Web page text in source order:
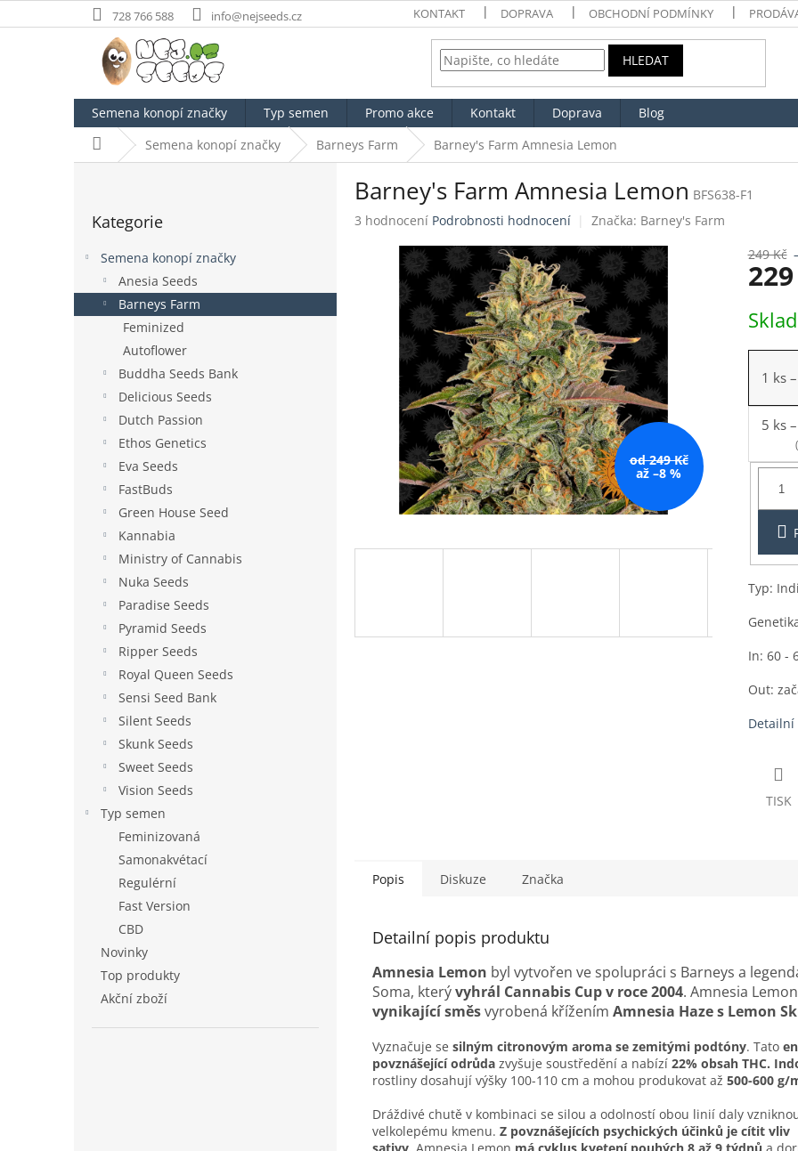
na
728 766 588 info@nejseeds.cz KONTAKT DOPRAVA OBCHODNÍ PODMÍNKY
HLEDAT
Semena konopí značky Typ semen Promo akce Kontakt Doprava
Blog
Domů Semena konopí značky Barneys Farm Barney's Farm Amnesia Lemon
n
kategorie
Kategorie
Semena konopí značky
Anesia Seeds
Barneys Farm
Feminized
Autoflower
Buddha Seeds Bank
Delicious Seeds
Dutch Passion
Ethos Genetics
Eva Seeds
FastBuds
Green House Seed
Kannabia
Ministry of Cannabis
Nuka Seeds
Paradise Seeds
Pyramid Seeds
Ripper Seeds
Royal Queen Seeds
Sensi Seed Bank
Silent Seeds
Skunk Seeds
Sweet Seeds
Vision Seeds
Typ semen
Feminizovaná
Samonakvétací
Regulérní
Fast Version
CBD
Novinky
Top produkty
Akční zboží
Barney's Farm Amnesia Lemon BFS638-F1
Průměrné
produktu
hvězdiček.
3 hodnocení Podrobnosti hodnocení Značka: Barney's Farm
od 249 Kč
až –8 %
249 Kč
cena:
1 ks –
5 ks –
Balení:
Typ:
In: 60 -
Out:
TISK
Popis Diskuze Značka
Detailní popis produktu
Amnesia Lemon byl vytvořen ve spolupráci s Barneys a
Soma, kterývyhrál Cannabis Cup v roce 2004. Amnesia
vynikající směsvyrobená křížením Amnesia Haze s Lemon
Vyznačuje se silným citronovým aroma se zemitými podtóny. Tato
povznášející odrůda zvyšuje soustředění a nabízí 22% obsah THC.
rostliny dosahují výšky 100-110 cm a mohou produkovat až 500-600 g/
Dráždivé chutě v kombinaci se silou a odolností obou linií daly
velkolepému kmenu. Z povznášejících psychických účinků je cítit vliv